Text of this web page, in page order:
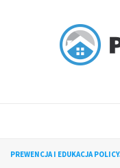
PREWENCJA I EDUKACJA